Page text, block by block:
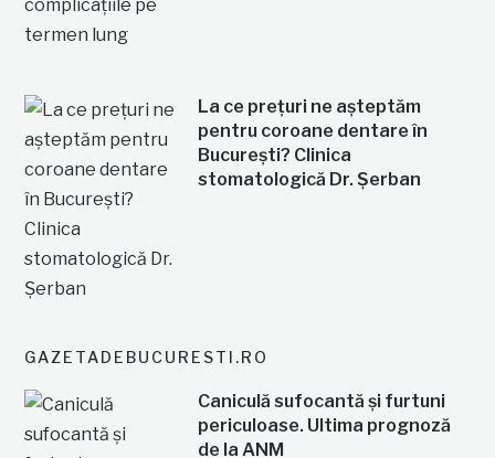
La ce prețuri ne așteptăm
pentru coroane dentare în
București? Clinica
stomatologică Dr. Șerban
GAZETADEBUCURESTI.RO
Caniculă sufocantă și furtuni
periculoase. Ultima prognoză
de la ANM